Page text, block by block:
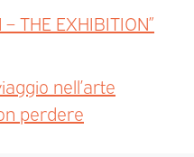
THE EXHIBITION”
nell’arte
perdere